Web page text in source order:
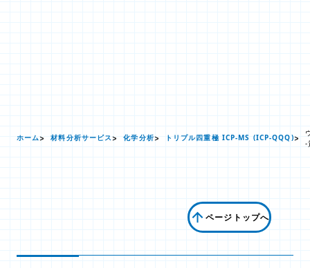
ホーム 材料分析サービス 化学分析 トリプル四重極 ICP-MS (ICP-QQQ)
-
ページトップへ